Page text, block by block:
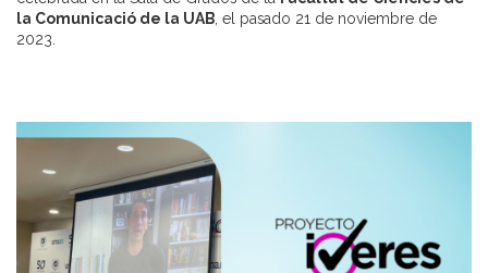
la Comunicació de la UAB , el pasado 21 de noviembre de
2023.